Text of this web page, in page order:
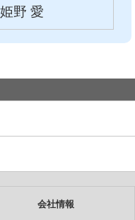
野 愛
会社情報